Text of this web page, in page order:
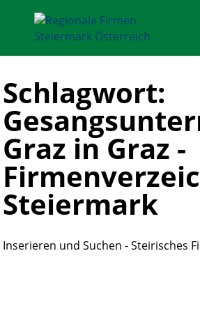
Schlagwort:
Graz in Graz -
Steiermark
Inserieren und Suchen - Steirisches